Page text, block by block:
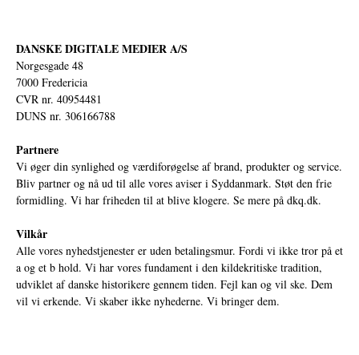
DANSKE DIGITALE MEDIER A/S
Norgesgade 48
7000 Fredericia
CVR nr. 40954481
DUNS nr. 306166788
Partnere
Vi øger din synlighed og værdiforøgelse af brand, produkter og service.
Bliv partner og nå ud til alle vores aviser i Syddanmark. Støt den frie
formidling. Vi har friheden til at blive klogere. Se mere på dkq.dk.
Vilkår
Alle vores nyhedstjenester er uden betalingsmur. Fordi vi ikke tror på et
a og et b hold. Vi har vores fundament i den kildekritiske tradition,
udviklet af danske historikere gennem tiden. Fejl kan og vil ske. Dem
vil vi erkende. Vi skaber ikke nyhederne. Vi bringer dem.